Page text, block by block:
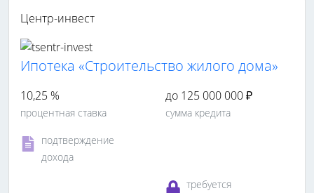
Центр-инвест
Ипотека «Строительство жилого дома»
10,25 %
процентная ставка
до 125 000 000 ₽
сумма кредита
подтверждение
дохода
требуется